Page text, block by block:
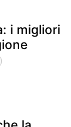
i migliori